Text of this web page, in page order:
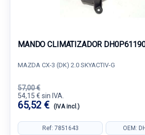
MANDO CLIMATIZADOR
MAZDA CX-3 (DK) 2.0 SKYACTIV-G
57,00 €
54,15 € sin IVA.
65,52 € (IVA incl.)
Ref: 7851643 OEM: